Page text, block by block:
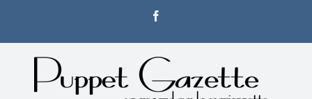
contenu